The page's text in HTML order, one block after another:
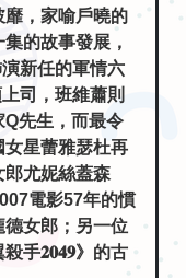
，家喻戶曉的
的故事發展，
新任的軍情六
司，班維蕭則
先生，而最令
女星蕾雅瑟杜再
郎尤妮絲蓋森
電影57年的慣
女郎；另一位
手𝟐𝟎𝟒𝟗》的古